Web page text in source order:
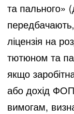
та пального»
ліцензія на
тютюном та
якщо
або дохід
вимогам,